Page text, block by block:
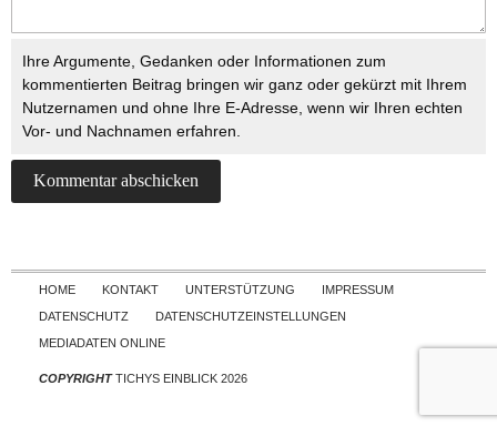
Ihre Argumente, Gedanken oder Informationen zum
kommentierten Beitrag bringen wir ganz oder gekürzt mit Ihrem
Nutzernamen und ohne Ihre E-Adresse, wenn wir Ihren echten
Vor- und Nachnamen erfahren.
Skip to content
HOME KONTAKT UNTERSTÜTZUNG
IMPRESSUM
DATENSCHUTZ
DATENSCHUTZEINSTELLUNGEN
MEDIADATEN ONLINE
COPYRIGHTTICHYS EINBLICK 2026